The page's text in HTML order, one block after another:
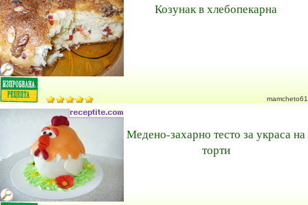
Козунак в хлебопекарна
mamcheto61
Медено-захарно тесто за украса на
торти